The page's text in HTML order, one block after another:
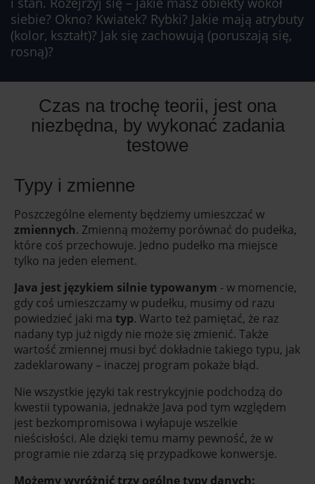
siebie? Okno? Kwiatek? Rybki? Jakie mają atrybuty
(kolor, kształt)? Jak się zachowują (poruszają się,
rosną)?
Czas na trochę teorii, jest ona
niezbędna, by wykonać zadania
testowe
Typy i zmienne
Poszczególne elementy będziemy umieszczać w
zmiennych. Zmienną możemy porównać do pudełka,
które coś przechowuje. Jedno pudełko ma miejsce
tylko na jeden element.
Java jest językiem silnie typowanym - w momencie,
gdy coś umieszczamy w pudełku, musimy od razu
powiedzieć jaki ma typ. Warto też pamiętać, że raz
nadany typ już nigdy nie może się zmienić. Także
wartość zmiennej musi być dokładnie takiego typu, jak
zadeklarowany – inaczej program pokaże błąd.
Nie wszystkie języki tak restrykcyjnie podchodzą do
kwestii typowania, jednakże Java pod tym względem
jest bezkompromisowa i wyłapuje wszelkie
nieścisłości. Ale dzięki temu mamy pewność, że w
programie nie zdarzą się przypadkowe konwersje.
Możemy wyróżnić trzy ogólne typy danych: